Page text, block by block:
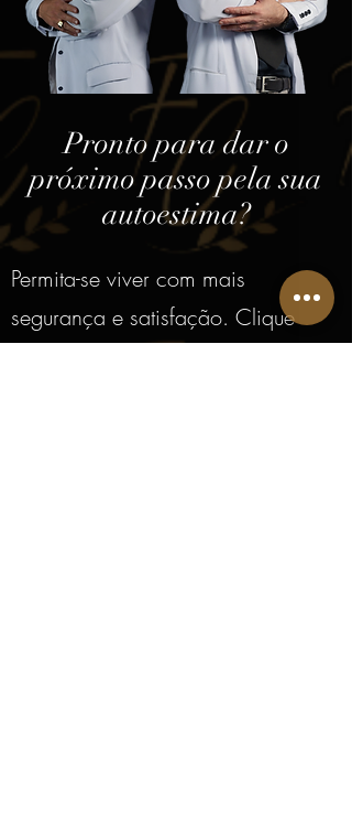
Pronto para dar o
próximo passo pela sua
autoestima?
Permita-se viver com mais
segurança e satisfação. Clique